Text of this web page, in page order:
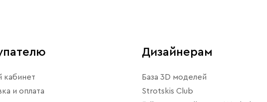
кабинет
и оплата
Дизайнерам
База 3D моделей
Strotskis Club